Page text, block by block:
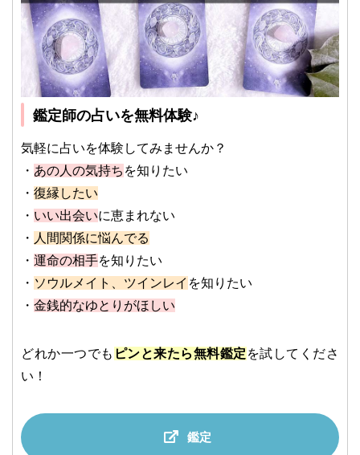
鑑定師の占いを無料体験♪
気軽に占いを体験してみませんか？
・ あの人の気持ち を知りたい
・ 復縁したい
・ いい出会いに恵まれない
・ 人間関係に悩んでる
・ 運命の相手を知りたい
・ ソウルメイト、ツインレイ を知りたい
・ 金銭的なゆとりがほしい
どれか一つでも ピンと来たら無料鑑定 を試してくださ
い！
鑑定